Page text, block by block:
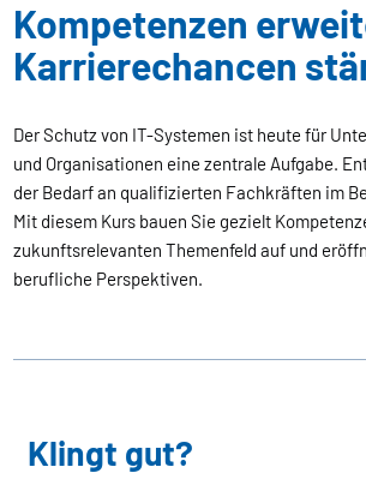
Kompetenzen
Karrierechancen
Der Schutz von IT-Systemen ist heute für
und Organisationen eine zentrale Aufgabe.
der Bedarf an qualifizierten Fachkräften im
Mit diesem Kurs bauen Sie gezielt
zukunftsrelevanten Themenfeld auf und
berufliche Perspektiven.
Klingt gut?